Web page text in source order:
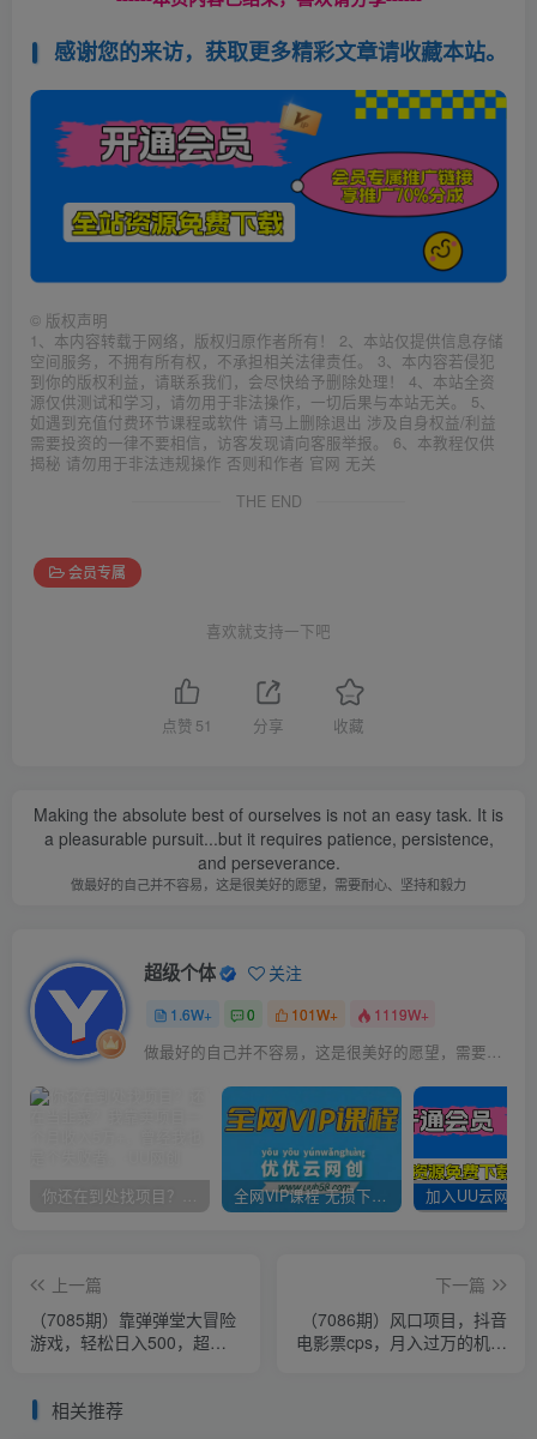
感谢您的来访，获取更多精彩文章请收藏本站。
© 版权声明
1、本内容转载于网络，版权归原作者所有！ 2、本站仅提供信息存储
空间服务，不拥有所有权，不承担相关法律责任。 3、本内容若侵犯
到你的版权利益，请联系我们，会尽快给予删除处理！ 4、本站全资
源仅供测试和学习，请勿用于非法操作，一切后果与本站无关。 5、
如遇到充值付费环节课程或软件 请马上删除退出 涉及自身权益/利益
需要投资的一律不要相信，访客发现请向客服举报。 6、本教程仅供
揭秘 请勿用于非法违规操作 否则和作者 官网 无关
THE END
会员专属
喜欢就支持一下吧
点赞 51 分享 收藏
Making the absolute best of ourselves is not an easy task. It is
a pleasurable pursuit...but it requires patience, persistence,
and perseverance.
做最好的自己并不容易，这是很美好的愿望，需要耐心、坚持和毅力
超级个体 关注
1.6W+ 0 101W+ 1119W+
做最好的自己并不容易，这是很美好的愿望，需要耐心、坚持和毅力
你还在到处找项目？还在当韭菜？我靠卖项目一个月收入5万+，曾经我也是个失败者。 全网VIP课程 无损下载~
上一篇
（7085期）靠弹弹堂大冒险
游戏，轻松日入500，超蓝
下一篇
（7086期）风口项目，抖音
电影票cps，月入过万的机会
相关推荐